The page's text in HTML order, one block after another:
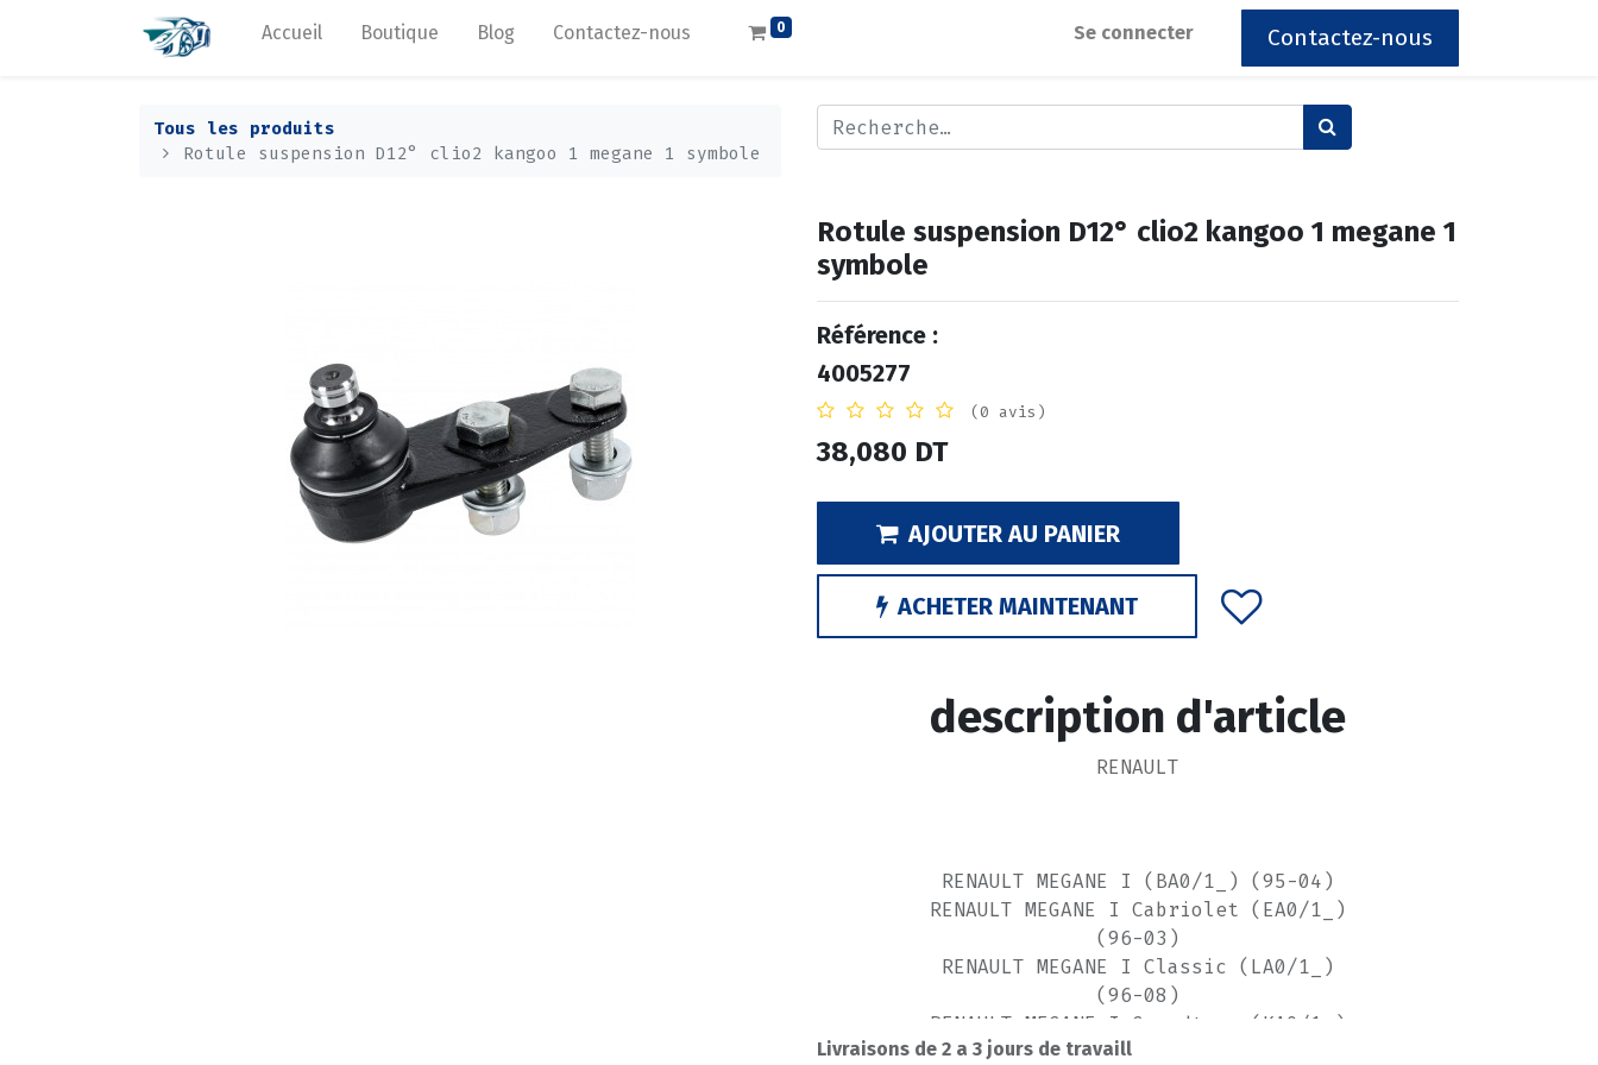
Accueil Boutique Blog Contactez-nous 0 Se connecter Contactez-nous
Tous les produits
Rotule suspension D12° clio2 kangoo 1 megane 1 symbole
Rotule suspension D12° clio2 kangoo 1 megane 1
symbole
Référence :
4005277
(0 avis)
38,080 DT
AJOUTER AU PANIER
ACHETER MAINTENANT
description d'article
RENAULT
RENAULT MEGANE I (BA0/1_) (95-04)
RENAULT MEGANE I Cabriolet (EA0/1_)
(96-03)
RENAULT MEGANE I Classic (LA0/1_)
(96-08)
RENAULT MEGANE I Grandtour (KA0/1_)
(99-03)
Livraisons de 2 a 3 jours de travaill